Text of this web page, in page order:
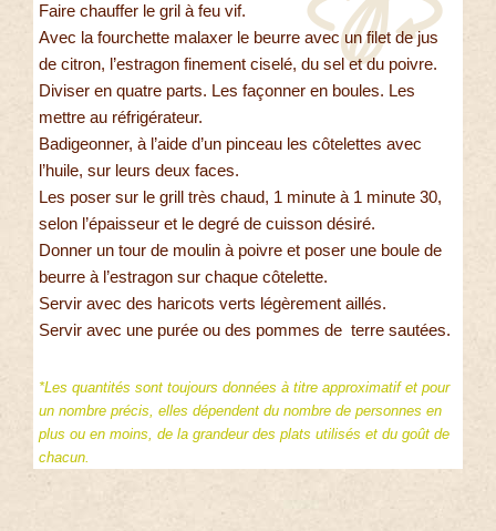
Faire chauffer le gril à feu vif.
Avec la fourchette malaxer le beurre avec un filet de jus
de citron, l’estragon finement ciselé, du sel et du poivre.
Diviser en quatre parts. Les façonner en boules. Les
mettre au réfrigérateur.
Badigeonner, à l’aide d’un pinceau les côtelettes avec
l’huile, sur leurs deux faces.
Les poser sur le grill très chaud, 1 minute à 1 minute 30,
selon l’épaisseur et le degré de cuisson désiré.
Donner un tour de moulin à poivre et poser une boule de
beurre à l’estragon sur chaque côtelette.
Servir avec des haricots verts légèrement aillés.
Servir avec une purée ou des pommes de terre sautées.
*Les quantités sont toujours données à titre approximatif et pour
un nombre précis, elles dépendent du nombre de personnes en
plus ou en moins, de la grandeur des plats utilisés et du goût de
chacun.